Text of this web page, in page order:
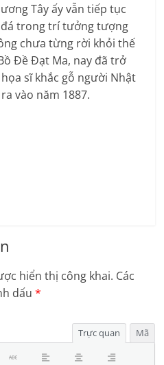
Tây ấy vẫn tiếp tục
trong trí tưởng tượng
chưa từng rời khỏi thế
Đề Đạt Ma, nay đã trở
sĩ khắc gỗ người Nhật
vào năm 1887.
hiển thị công khai. Các
dấu*
Trực quan Mã